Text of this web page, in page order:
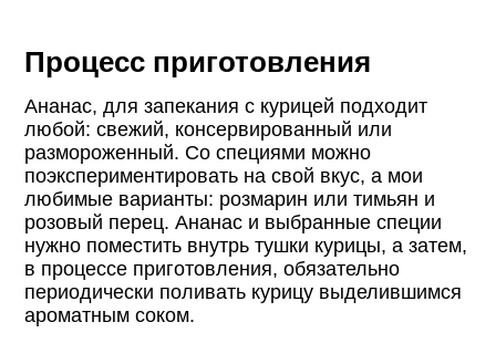
Процесс приготовления
Ананас, для запекания с курицей подходит
любой: свежий, консервированный или
размороженный. Со специями можно
поэкспериментировать на свой вкус, а мои
любимые варианты: розмарин или тимьян и
розовый перец. Ананас и выбранные специи
нужно поместить внутрь тушки курицы, а затем,
в процессе приготовления, обязательно
периодически поливать курицу выделившимся
ароматным соком.